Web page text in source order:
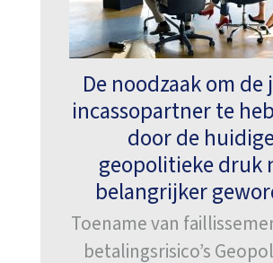
De noodzaak om de
incassopartner te
door de
geopolitieke druk
belangrijker
Toename van
betalingsrisico’s